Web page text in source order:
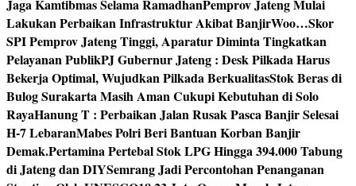
Jaga Kamtibmas Selama RamadhanPemprov Jateng Mulai
Lakukan Perbaikan Infrastruktur Akibat BanjirWoo…Skor
SPI Pemprov Jateng Tinggi, Aparatur Diminta Tingkatkan
Pelayanan PublikPJ Gubernur Jateng : Desk Pilkada Harus
Bekerja Optimal, Wujudkan Pilkada BerkualitasStok Beras di
Bulog Surakarta Masih Aman Cukupi Kebutuhan di Solo
RayaHanung T : Perbaikan Jalan Rusak Pasca Banjir Selesai
H-7 LebaranMabes Polri Beri Bantuan Korban Banjir
Demak.Pertamina Pertebal Stok LPG Hingga 394.000 Tabung
di Jateng dan DIYSemrang Jadi Percontohan Penanganan